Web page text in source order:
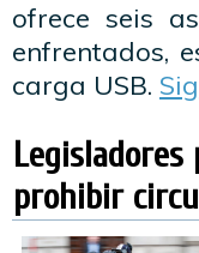
ofrece seis
enfrentados,
carga USB.
prohibir